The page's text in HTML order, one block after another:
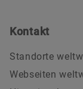
Kontakt
Standorte
Webseiten